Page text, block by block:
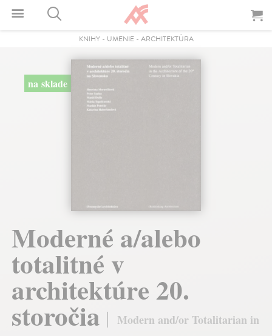
KNIHY- UMENIE- ARCHITEKTÚRA
na sklade
Moderné a/alebo
totalitné v
architektúre 20.
storočia
Modern and/or Totalitarian in